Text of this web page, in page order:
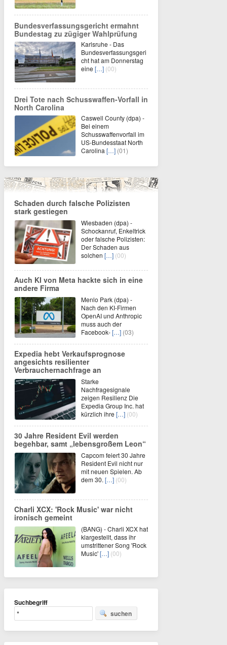
Bundesverfassungsgericht ermahnt
Bundestag zu zügiger Wahlprüfung
Karlsruhe - Das
Bundesverfassungsgeri
cht hat am Donnerstag
eine […] (00)
Drei Tote nach Schusswaffen-Vorfall in
North Carolina
Caswell County (dpa) -
Bei einem
Schusswaffenvorfall im
US-Bundesstaat North
Carolina […] (01)
Schaden durch falsche Polizisten
stark gestiegen
Wiesbaden (dpa) -
Schockanruf, Enkeltrick
oder falsche Polizisten:
Der Schaden aus
solchen […] (00)
Auch KI von Meta hackte sich in eine
andere Firma
Menlo Park (dpa) -
Nach den KI-Firmen
OpenAI und Anthropic
muss auch der
Facebook-[…] (03)
Expedia hebt Verkaufsprognose
angesichts resilienter
Verbrauchernachfrage an
Starke
Nachfragesignale
zeigen Resilienz Die
Expedia Group Inc. hat
kürzlich ihre […] (00)
30 Jahre Resident Evil werden
begehbar, samt „lebensgroßem Leon“
Capcom feiert 30 Jahre
Resident Evil nicht nur
mit neuen Spielen. Ab
dem 30. […] (00)
Charli XCX: 'Rock Music' war nicht
ironisch gemeint
(BANG) - Charli XCX hat
klargestellt, dass ihr
umstrittener Song 'Rock
Music'[…] (00)
Suchbegriff
suchen